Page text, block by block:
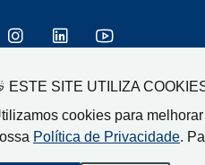
ESTE SITE UTILIZA
cookies para
Política de Privacidade.